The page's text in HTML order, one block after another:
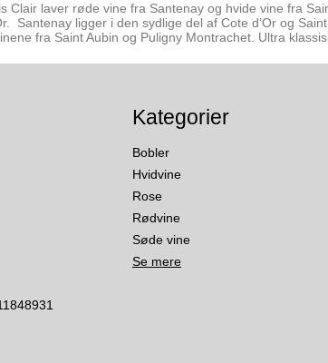
Clair laver røde vine fra Santenay og hvide vine fra
Santenay ligger i den sydlige del af Cote d’Or og
fra Saint Aubin og Puligny Montrachet. Ultra
Kategorier
Bobler
Hvidvine
Rose
Rødvine
Søde vine
Se mere